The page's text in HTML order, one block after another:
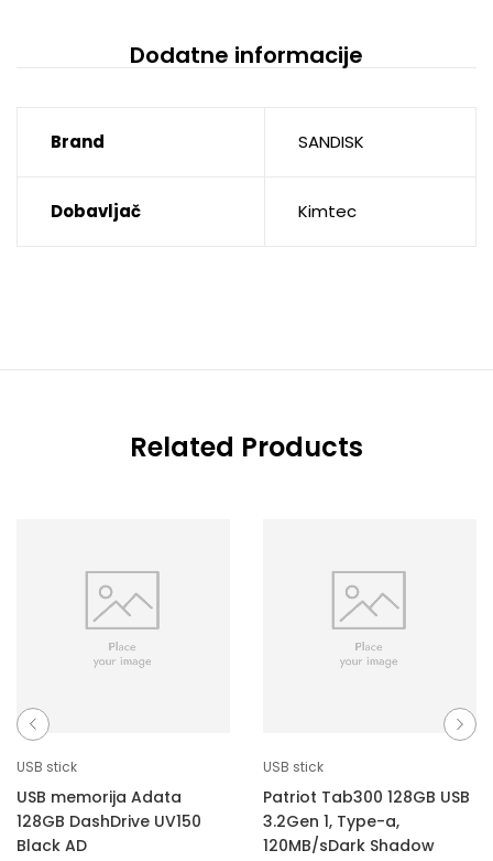
Dodatne informacije
Brand SANDISK
Dobavljač Kimtec
Related Products
USB stick
USB memorija Adata
128GB DashDrive UV150
Black AD
USB stick
Patriot Tab300 128GB USB
3.2Gen 1, Type-a,
120MB/sDark Shadow